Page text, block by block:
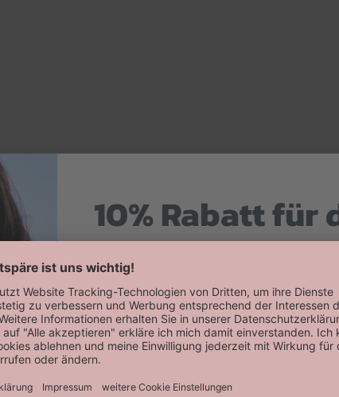
10% Rabatt für
Willkommensrabatt auf deine
erhalten!